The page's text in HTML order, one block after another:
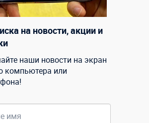
на новости, акции и
наши новости на экран
компьютера или